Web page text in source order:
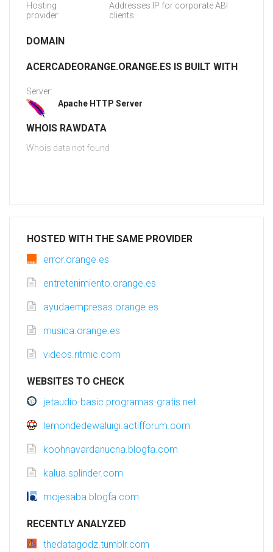
Hosting
provider:
Addresses IP for corporate ABI
clients
DOMAIN
ACERCADEORANGE.ORANGE.ES IS BUILT WITH
Server:
Apache HTTP Server
WHOIS RAWDATA
Whois data not found
HOSTED WITH THE SAME PROVIDER
error.orange.es
entretenimiento.orange.es
ayudaempresas.orange.es
musica.orange.es
videos.ritmic.com
WEBSITES TO CHECK
jetaudio-basic.programas-gratis.net
lemondedewaluigi.actifforum.com
koohnavardanucna.blogfa.com
kalua.splinder.com
mojesaba.blogfa.com
RECENTLY ANALYZED
thedatagodz.tumblr.com